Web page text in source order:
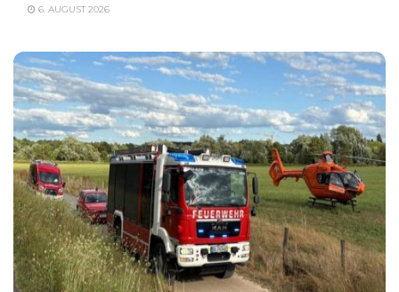
6. AUGUST 2026